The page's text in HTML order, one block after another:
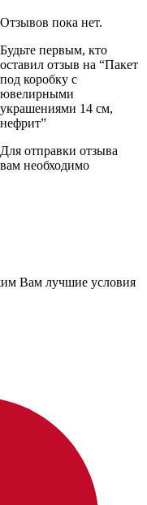
Отзывов пока нет.
Будьте первым, кто
оставил отзыв на “Пакет
под коробку с
ювелирными
украшениями 14 см,
нефрит”
Для отправки отзыва
вам необходимо
Вам лучшие условия